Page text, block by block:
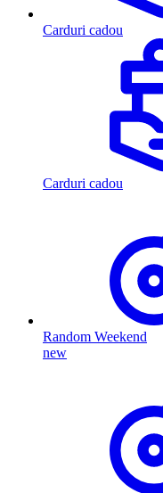
Carduri cadou
Carduri cadou
Random Weekend
new